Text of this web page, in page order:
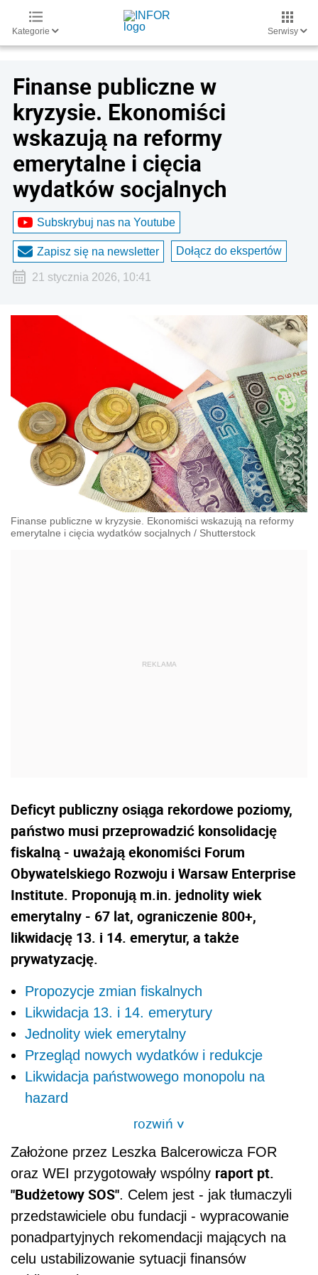
Kategorie Serwisy
Finanse publiczne w
kryzysie. Ekonomiści
wskazują na reformy
emerytalne i cięcia
wydatków socjalnych
Subskrybuj nas na Youtube
Zapisz się na newsletter Dołącz do ekspertów
21 stycznia 2026, 10:41
Finanse publiczne w kryzysie. Ekonomiści wskazują na reformy
emerytalne i cięcia wydatków socjalnych / Shutterstock
Deficyt publiczny osiąga rekordowe poziomy,
państwo musi przeprowadzić konsolidację
fiskalną - uważają ekonomiści Forum
Obywatelskiego Rozwoju i Warsaw Enterprise
Institute. Proponują m.in. jednolity wiek
emerytalny - 67 lat, ograniczenie 800+,
likwidację 13. i 14. emerytur, a także
prywatyzację.
Propozycje zmian fiskalnych
Likwidacja 13. i 14. emerytury
Jednolity wiek emerytalny
Przegląd nowych wydatków i redukcje
Likwidacja państwowego monopolu na
hazard
rozwiń>
Założone przez Leszka Balcerowicza FOR
oraz WEI przygotowały wspólny raport pt.
"Budżetowy SOS". Celem jest - jak tłumaczyli
przedstawiciele obu fundacji - wypracowanie
ponadpartyjnych rekomendacji mających na
celu ustabilizowanie sytuacji finansów